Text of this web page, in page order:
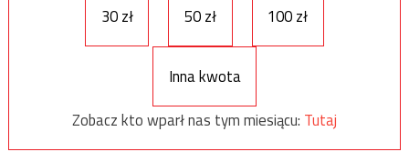
30 zł
50 zł 100 zł
Inna kwota
Zobacz kto wparł nas tym miesiącu: Tutaj